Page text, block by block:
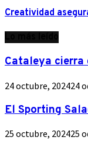
Creatividad
Cataleya cierra
24 octubre, 202424
El Sporting
25 octubre, 202425